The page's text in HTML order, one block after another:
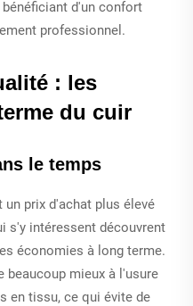
d'un confort
professionnel.
: les
du cuir
le temps
prix d'achat plus élevé
s'y intéressent découvrent
économies à long terme.
beaucoup mieux à l'usure
en tissu, ce qui évite de